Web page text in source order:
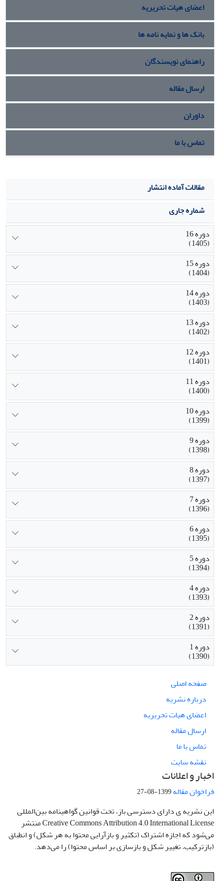
اعضای هیات تحریریه
بانک ها و نمایه نامه ها
راهنمای نویسندگان
ارسال مقاله
داوران
تماس با ما
مقالات آماده انتشار
شماره جاری
دوره 16
(1405)
دوره 15
(1404)
دوره 14
(1403)
دوره 13
(1402)
دوره 12
(1401)
دوره 11
(1400)
دوره 10
(1399)
دوره 9
(1398)
دوره 8
(1397)
دوره 7
(1396)
دوره 6
(1395)
دوره 5
(1394)
دوره 4
(1393)
دوره 2
(1391)
دوره 1
(1390)
صفحه اصلی
درباره نشریه
اعضای هیات تحریریه
ارسال مقاله
تماس با ما
نقشه سایت
اخبار و اعلانات
فراخوان مقاله1399-08-27
این نشریه ی دارای دسترسی باز، تحت قوانین گواهینامه بین‌المللی
Creative Commons Attribution 4.0 International License منتشر
می‌شود که اجازه اشتراک (تکثیر و بازآرایی محتوا به هر شکل) و انطباق
(بازترکیب، تغییر شکل و بازسازی بر اساس محتوا) را می‌دهد.